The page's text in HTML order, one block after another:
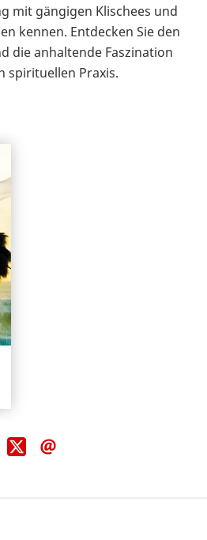
mit gängigen Klischees und
kennen. Entdecken Sie den
die anhaltende Faszination
spirituellen Praxis.
Teile
diese
Teile
diese